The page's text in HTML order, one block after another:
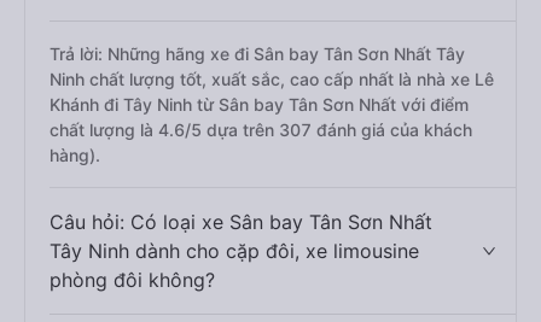
Trả lời: Những hãng xe đi Sân bay Tân Sơn Nhất Tây
Ninh chất lượng tốt, xuất sắc, cao cấp nhất là nhà xe Lê
Khánh đi Tây Ninh từ Sân bay Tân Sơn Nhất với điểm
chất lượng là 4.6/5 dựa trên 307 đánh giá của khách
hàng).
Câu hỏi: Có loại xe Sân bay Tân Sơn Nhất
Tây Ninh dành cho cặp đôi, xe limousine
phòng đôi không?